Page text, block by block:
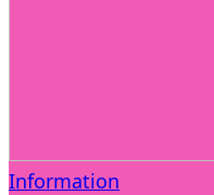
Information